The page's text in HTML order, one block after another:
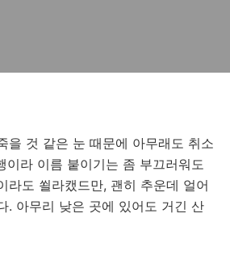
을 것 같은 눈 때문에 아무래도 취소
이라 이름 붙이기는 좀 부끄러워도
라도 쐴라캤드만, 괜히 추운데 얼어
. 아무리 낮은 곳에 있어도 거긴 산